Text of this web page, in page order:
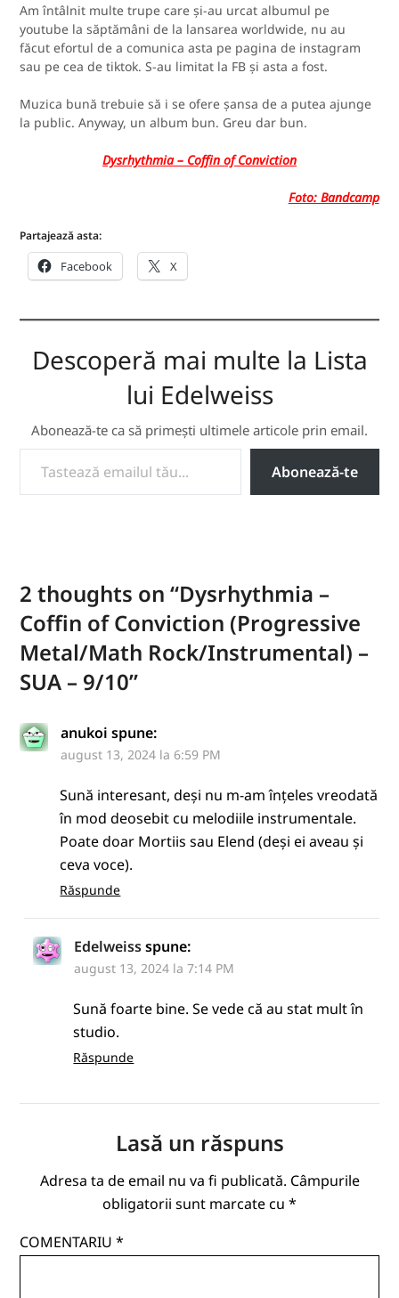
Am întâlnit multe trupe care și-au urcat albumul pe
youtube la săptămâni de la lansarea worldwide, nu au
făcut efortul de a comunica asta pe pagina de instagram
sau pe cea de tiktok. S-au limitat la FB și asta a fost.
Muzica bună trebuie să i se ofere șansa de a putea ajunge
la public. Anyway, un album bun. Greu dar bun.
Dysrhythmia – Coffin of Conviction
Foto: Bandcamp
Partajează asta:
Facebook X
Descoperă mai multe la Lista
lui Edelweiss
Abonează-te ca să primești ultimele articole prin email.
TASTEAZĂ EMAILUL TĂU...
Abonează-te
2 thoughts on “Dysrhythmia –
Coffin of Conviction (Progressive
Metal/Math Rock/Instrumental) –
SUA – 9/10”
anukoi spune:
august 13, 2024 la 6:59 PM
Sună interesant, deși nu m-am înțeles vreodată
în mod deosebit cu melodiile instrumentale.
Poate doar Mortiis sau Elend (deși ei aveau și
ceva voce).
Răspunde
Edelweiss spune:
august 13, 2024 la 7:14 PM
Sună foarte bine. Se vede că au stat mult în
studio.
Răspunde
Lasă un răspuns
Adresa ta de email nu va fi publicată. Câmpurile
obligatorii sunt marcate cu *
COMENTARIU*